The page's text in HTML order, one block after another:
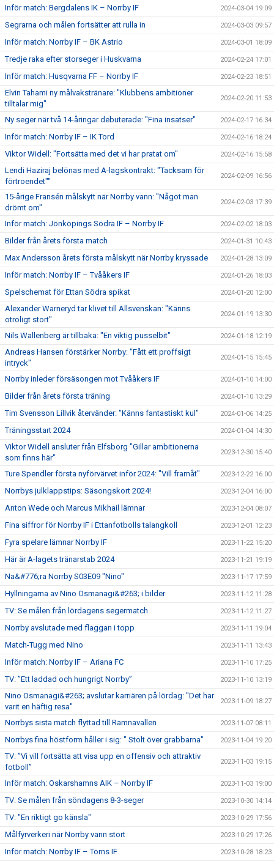
Inför match: Bergdalens IK – Norrby IF 2024-03-04 19:09
Segrarna och målen fortsätter att rulla in 2024-03-03 09:57
Inför match: Norrby IF – BK Astrio 2024-03-01 18:09
Tredje raka efter storseger i Huskvarna 2024-02-24 17:01
Inför match: Husqvarna FF – Norrby IF 2024-02-23 18:51
Elvin Tahami ny målvakstränare: "Klubbens ambitioner
tilltalar mig"
2024-02-20 11:53
Ny seger när två 14-åringar debuterade: "Fina insatser" 2024-02-17 16:34
Inför match: Norrby IF – IK Tord 2024-02-16 18:24
Viktor Widell: "Fortsätta med det vi har pratat om" 2024-02-16 15:58
Lendi Haziraj belönas med A-lagskontrakt: "Tacksam för
förtroendet""
2024-02-09 16:56
15-årige Fransén målskytt när Norrby vann: "Något man
drömt om"
2024-02-03 17:39
Inför match: Jönköpings Södra IF – Norrby IF 2024-02-02 18:03
Bilder från årets första match 2024-01-31 10:43
Max Andersson årets första målskytt när Norrby kryssade 2024-01-28 13:09
Inför match: Norrby IF – Tvååkers IF 2024-01-26 18:03
Spelschemat för Ettan Södra spikat 2024-01-20 12:00
Alexander Warneryd tar klivet till Allsvenskan: "Känns
otroligt stort"
2024-01-19 13:30
Nils Wallenberg är tillbaka: "En viktig pusselbit" 2024-01-18 12:19
Andreas Hansen förstärker Norrby: "Fått ett proffsigt
intryck"
2024-01-15 15:45
Norrby inleder försäsongen mot Tvååkers IF 2024-01-10 14:00
Bilder från årets första träning 2024-01-10 13:29
Tim Svensson Lillvik återvänder: "Känns fantastiskt kul" 2024-01-06 14:25
Träningsstart 2024 2024-01-04 14:30
Viktor Widell ansluter från Elfsborg "Gillar ambitionerna
som finns här"
2023-12-30 15:40
Ture Spendler första nyförvärvet inför 2024: "Vill framåt" 2023-12-22 16:00
Norrbys julklappstips: Säsongskort 2024! 2023-12-04 16:00
Anton Wede och Marcus Mikhail lämnar 2023-12-04 08:07
Fina siffror för Norrby IF i Ettanfotbolls talangkoll 2023-12-01 12:23
Fyra spelare lämnar Norrby IF 2023-11-22 15:20
Här är A-lagets tränarstab 2024 2023-11-21 19:19
Na&#776;ra Norrby S03E09 "Nino" 2023-11-17 17:59
Hyllningarna av Nino Osmanagi&#263; i bilder 2023-11-12 11:28
TV: Se målen från lördagens segermatch 2023-11-12 11:27
Norrby avslutade med flaggan i topp 2023-11-11 19:04
Match-Tugg med Nino 2023-11-11 13:43
Inför match: Norrby IF – Ariana FC 2023-11-10 17:25
TV: ”Ett laddad och hungrigt Norrby” 2023-11-10 13:19
Nino Osmanagi&#263; avslutar karriären på lördag: "Det har
varit en häftig resa"
2023-11-09 18:27
Norrbys sista match flyttad till Ramnavallen 2023-11-07 08:11
Norrbys fina höstform håller i sig: " Stolt över grabbarna" 2023-11-04 19:20
TV: ”Vi vill fortsätta att visa upp en offensiv och attraktiv
fotboll”
2023-11-03 19:15
Inför match: Oskarshamns AIK – Norrby IF 2023-11-03 19:00
TV: Se målen från söndagens 8-3-seger 2023-10-30 14:14
TV: "En riktigt go känsla" 2023-10-29 17:56
Målfyrverkeri när Norrby vann stort 2023-10-29 17:26
Inför match: Norrby IF – Torns IF 2023-10-28 18:23